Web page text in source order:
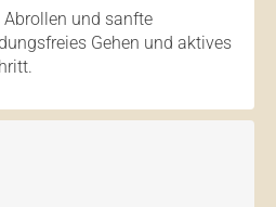
Abrollen und sanfte
Gehen und aktives